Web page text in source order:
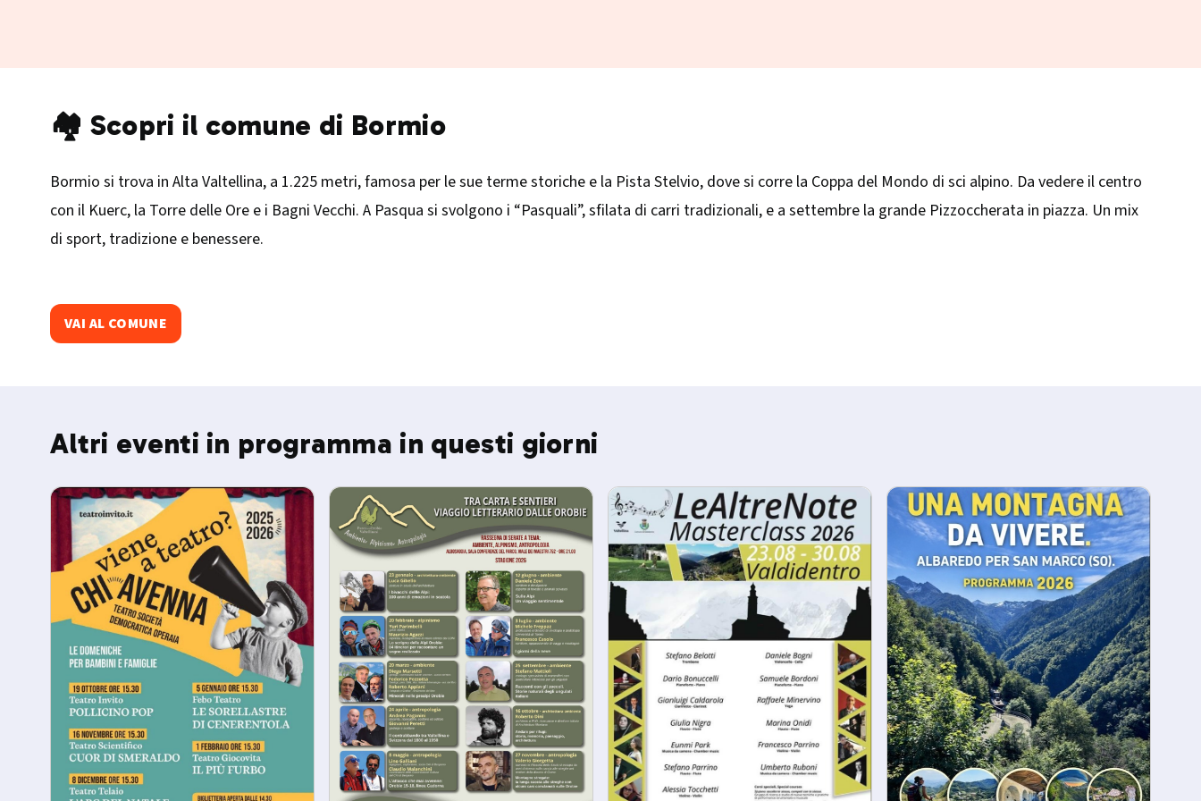
🏘️ Scopri il comune di Bormio
Bormio si trova in Alta Valtellina, a 1.225 metri, famosa per le sue terme storiche e la Pista Stelvio, dove si corre la Coppa del Mondo di sci alpino. Da vedere il centro
con il Kuerc, la Torre delle Ore e i Bagni Vecchi. A Pasqua si svolgono i “Pasquali”, sfilata di carri tradizionali, e a settembre la grande Pizzoccherata in piazza. Un mix
di sport, tradizione e benessere.
VAI AL COMUNE
Altri eventi in programma in questi giorni